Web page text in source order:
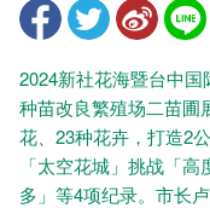
2024新社花海暨台中
种苗改良繁殖场二苗圃
花、23种花卉，打造2
「太空花城」挑战「
多」等4项纪录。市长